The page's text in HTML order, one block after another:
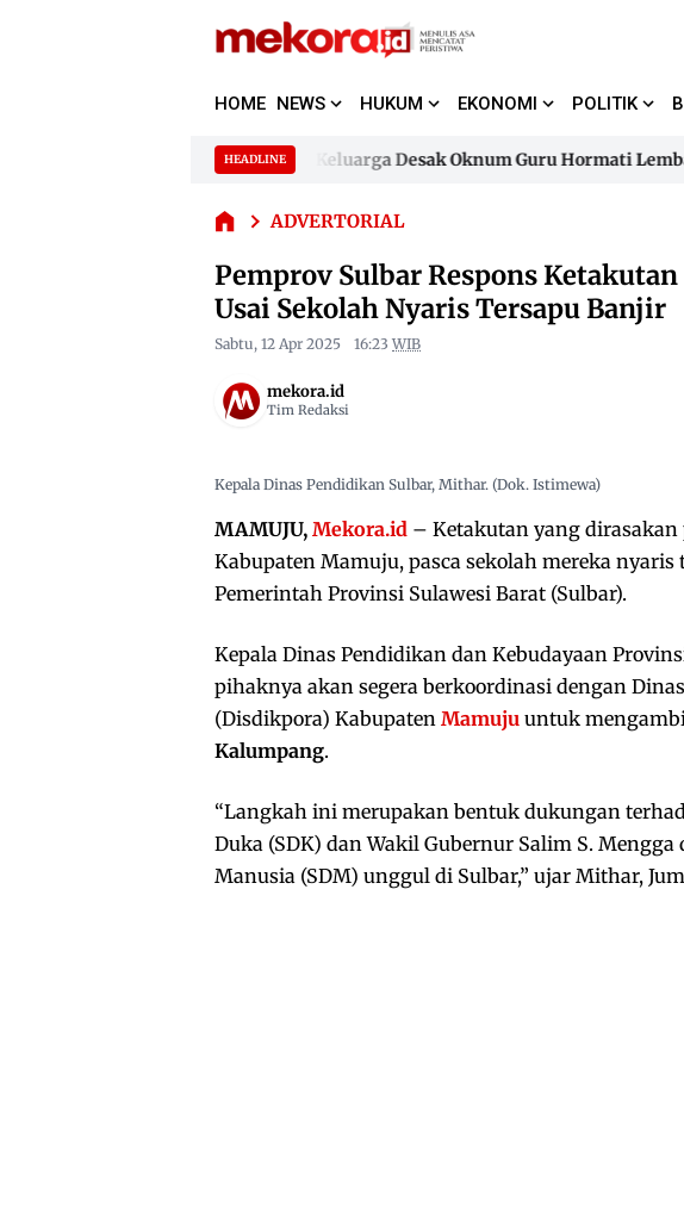
HOME NEWS HUKUM EKONOMI POLITIK
HEADLINE
Pencemaran Nama Baik, Keluarga Desak Oknum Guru Hormati Lembaga
Pencemaran Nama Baik, Keluarga Desak Oknum Guru Hormati Lembaga
ADVERTORIAL
Sulbar
Ketakutan
Kalumpang
Sekolah
Nyaris
Banjir
Pemprov Sulbar Respons
Usai Sekolah Nyaris Tersapu Banjir
Sabtu, 12 Apr 2025 16:23 WIB
mekora.id
Tim Redaksi
Kepala Dinas Pendidikan Sulbar, Mithar. (Dok. Istimewa)
MAMUJU, Mekora.id – Ketakutan yang dirasakan
Kabupaten Mamuju, pasca sekolah mereka
Pemerintah Provinsi Sulawesi Barat (Sulbar).
Kepala Dinas Pendidikan dan Kebudayaan
pihaknya akan segera berkoordinasi dengan
(Disdikpora) Kabupaten Mamuju untuk
Kalumpang.
“Langkah ini merupakan bentuk dukungan
Duka (SDK) dan Wakil Gubernur Salim S.
Manusia (SDM) unggul di Sulbar,” ujar Mithar,